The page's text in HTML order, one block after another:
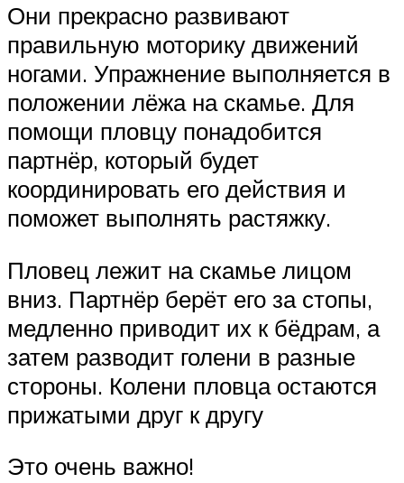
Они прекрасно развивают
правильную моторику движений
ногами. Упражнение выполняется в
положении лёжа на скамье. Для
помощи пловцу понадобится
партнёр, который будет
координировать его действия и
поможет выполнять растяжку.
Пловец лежит на скамье лицом
вниз. Партнёр берёт его за стопы,
медленно приводит их к бёдрам, а
затем разводит голени в разные
стороны. Колени пловца остаются
прижатыми друг к другу
Это очень важно!